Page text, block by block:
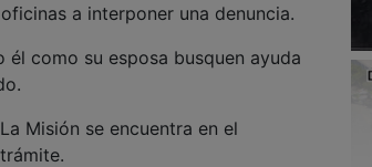
a interponer una denuncia.
como su esposa busquen ayuda
Misión se encuentra en el